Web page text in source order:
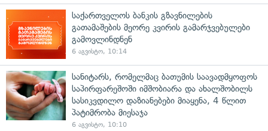
საქართველოს ბანკის გზავნილების
გათამაშების მეორე კვირის გამარჯვებულები
გამოვლინდნენ
6 აგვისტო, 10:14
სანიტარს, რომელმაც ბათუმის საავადმყოფოს
საპირფარეშოში იმშობიარა და ახალშობილს
სასიკვდილო დაზიანებები მიაყენა, 4 წლით
პატიმრობა მიესაჯა
6 აგვისტო, 10:10